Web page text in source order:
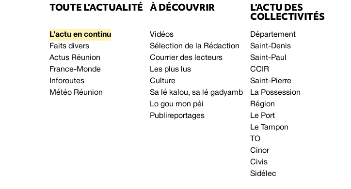
TOUTE L’ACTUALITÉ
L’actu en continu
Faits divers
Actus Réunion
France-Monde
Inforoutes
Météo Réunion
À DÉCOUVRIR
Vidéos
Sélection de la Rédaction
Courrier des lecteurs
Les plus lus
Culture
Sa lé kalou, sa lé gadyamb
Lo gou mon péi
Publireportages
L’ACTU DES
COLLECTIVITÉS
Département
Saint-Denis
Saint-Paul
CCIR
Saint-Pierre
La Possession
Région
Le Port
Le Tampon
TO
Cinor
Civis
Sidélec